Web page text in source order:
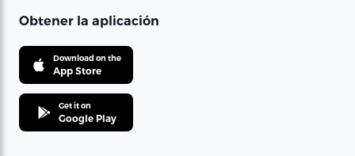
Obtener la aplicación
Download on the
App Store
Get it on
Google Play